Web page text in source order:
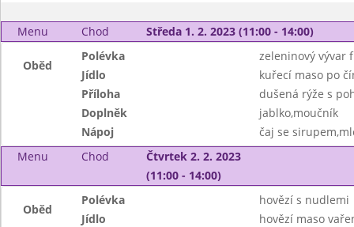
Menu Chod Středa 1. 2. 2023 (11:00 - 14:00)
Oběd
Polévka
zeleninový vývar
Jídlo
kuřecí maso po
Příloha
dušená rýže s
Doplněk
jablko,moučník
Nápoj
čaj se
Menu
Chod
Čtvrtek 2. 2. 2023
(11:00 - 14:00)
Oběd
Polévka
hovězí s nudlemi
Jídlo
hovězí maso